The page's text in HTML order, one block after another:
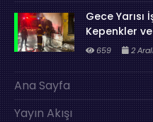
Gece Yarısı
Kepenkler ve
659 2
Ana Sayfa
Yayın Akışı